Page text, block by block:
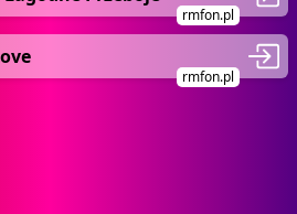
rmfon.pl
rmfon.pl